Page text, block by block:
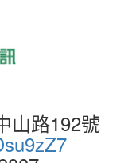
山路192號